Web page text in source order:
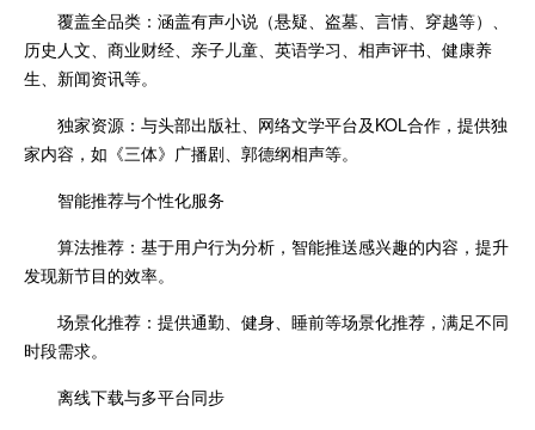
覆盖全品类：涵盖有声小说（悬疑、盗墓、言情、穿越等）、
历史人文、商业财经、亲子儿童、英语学习、相声评书、健康养
生、新闻资讯等。
独家资源：与头部出版社、网络文学平台及KOL合作，提供独
家内容，如《三体》广播剧、郭德纲相声等。
智能推荐与个性化服务
算法推荐：基于用户行为分析，智能推送感兴趣的内容，提升
发现新节目的效率。
场景化推荐：提供通勤、健身、睡前等场景化推荐，满足不同
时段需求。
离线下载与多平台同步